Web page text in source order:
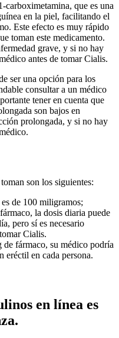
carboximetamina, que es una
en la piel, facilitando el
Este efecto es muy rápido
toman este medicamento.
grave, y si no hay
antes de tomar Cialis.
ser una opción para los
consultar a un médico
tener en cuenta que
son bajos en
prolongada, y si no hay
son los siguientes:
de 100 miligramos;
la dosis diaria puede
pero sí es necesario
Cialis.
fármaco, su médico podría
eréctil en cada persona.
en línea es